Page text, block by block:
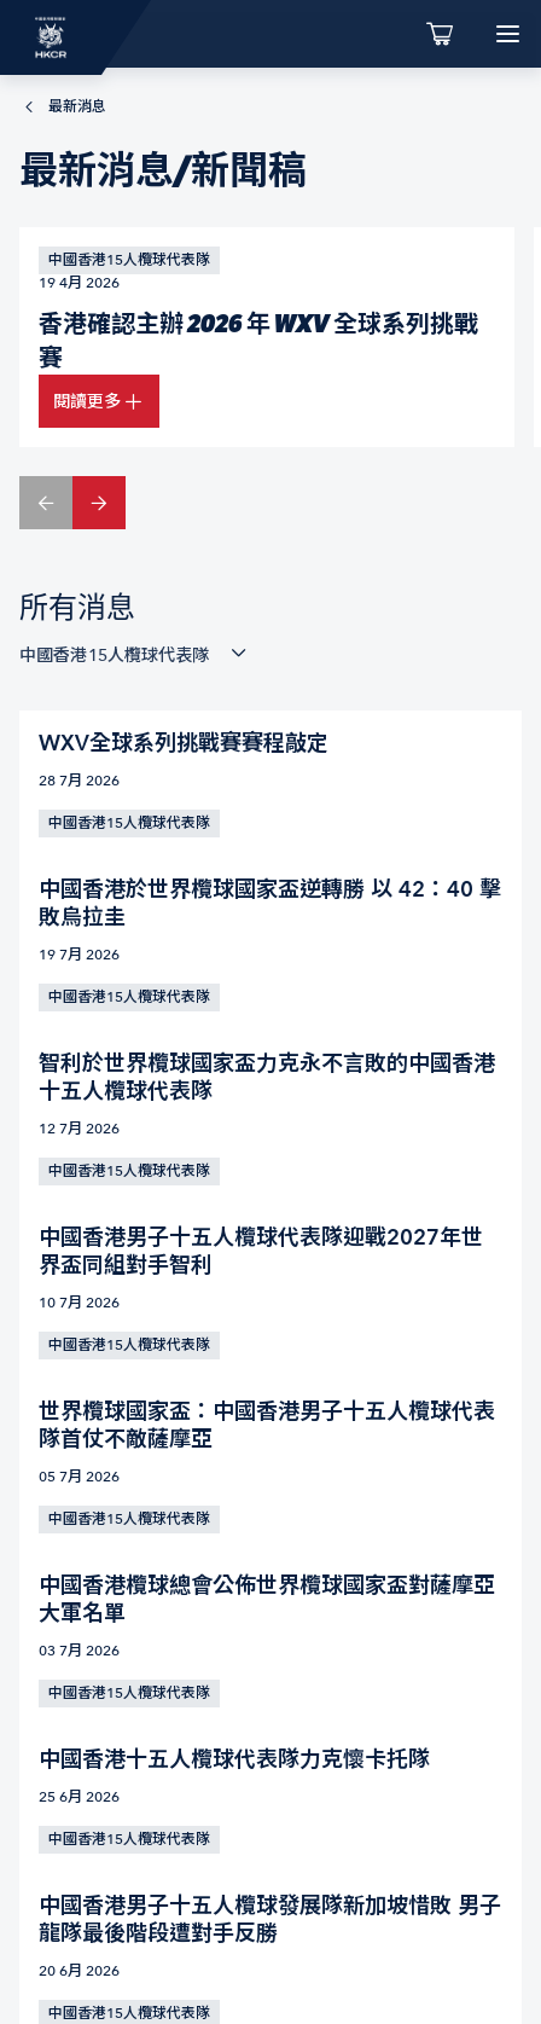
最新消息
最新消息/新聞稿
中國香港15人欖球代表隊
19 4月 2026
香港確認主辦 2026 年 WXV 全球系列挑戰
賽
閱讀更多
所有消息
中國香港15人欖球代表隊
WXV全球系列挑戰賽賽程敲定
28 7月 2026
中國香港15人欖球代表隊
中國香港於世界欖球國家盃逆轉勝 以 42：40 擊
敗烏拉圭
19 7月 2026
中國香港15人欖球代表隊
智利於世界欖球國家盃力克永不言敗的中國香港
十五人欖球代表隊
12 7月 2026
中國香港15人欖球代表隊
中國香港男子十五人欖球代表隊迎戰2027年世
界盃同組對手智利
10 7月 2026
中國香港15人欖球代表隊
世界欖球國家盃：中國香港男子十五人欖球代表
隊首仗不敵薩摩亞
05 7月 2026
中國香港15人欖球代表隊
中國香港欖球總會公佈世界欖球國家盃對薩摩亞
大軍名單
03 7月 2026
中國香港15人欖球代表隊
中國香港十五人欖球代表隊力克懷卡托隊
25 6月 2026
中國香港15人欖球代表隊
中國香港男子十五人欖球發展隊新加坡惜敗 男子
龍隊最後階段遭對手反勝
20 6月 2026
中國香港15人欖球代表隊